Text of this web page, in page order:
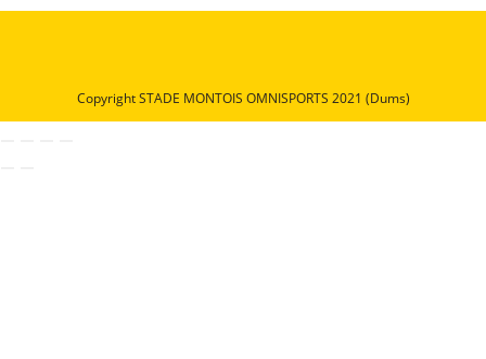
Copyright STADE MONTOIS OMNISPORTS 2021 (Dums)